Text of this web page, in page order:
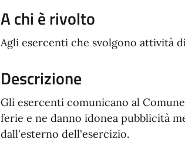
A chi è rivolto
Agli esercenti che svolgono attività
Descrizione
Gli esercenti comunicano al
ferie e ne danno idonea pubblicità
dall'esterno dell'esercizio.